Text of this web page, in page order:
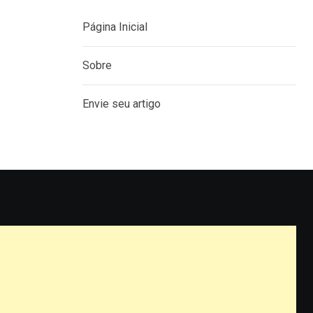
Página Inicial
Sobre
Envie seu artigo